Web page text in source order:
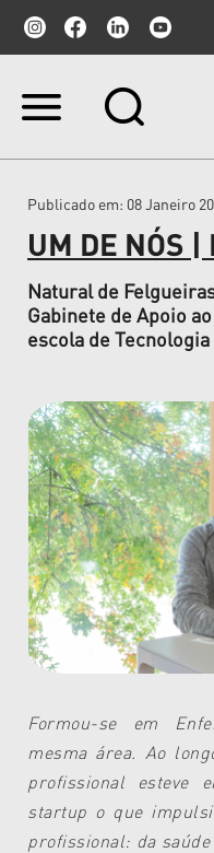
Ir
Ir
navegação
Publicado em: 08 Janeiro
UM DE NÓS
Natural de
Gabinete de Apoio
escola de Tecnologia
Formou-se em
mesma área. Ao
profissional esteve
startup o que
profissional: da